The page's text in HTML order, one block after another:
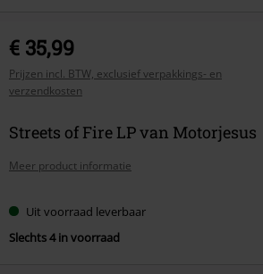
€ 35,99
Prijzen incl. BTW, exclusief verpakkings- en
verzendkosten
Streets of Fire LP van Motorjesus
Meer product informatie
Uit voorraad leverbaar
Slechts 4 in voorraad